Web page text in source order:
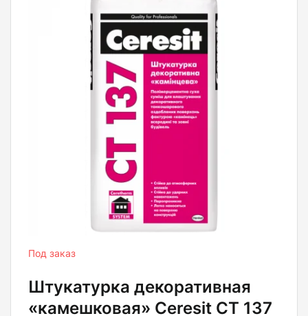
Под заказ
Штукатурка декоративная
«камешковая» Ceresit CT 137